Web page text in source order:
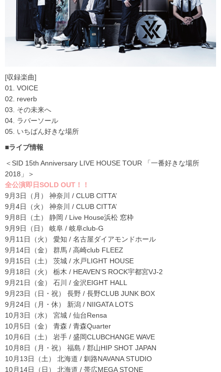
[収録楽曲]
01. VOICE
02. reverb
03. その未来へ
04. ラバーソール
05. いちばん好きな場所
■ライブ情報
＜SID 15th Anniversary LIVE HOUSE TOUR 「一番好きな場所
2018」＞
全公演即日SOLD OUT！！
9月3日（月） 神奈川 / CLUB CITTA’
9月4日（火） 神奈川 / CLUB CITTA’
9月8日（土） 静岡 / Live House浜松 窓枠
9月9日（日） 岐阜 / 岐阜club-G
9月11日（火） 愛知 / 名古屋ダイアモンドホール
9月14日（金） 群馬 / 高崎club FLEEZ
9月15日（土） 茨城 / 水戸LIGHT HOUSE
9月18日（火） 栃木 / HEAVEN’S ROCK宇都宮VJ-2
9月21日（金） 石川 / 金沢EIGHT HALL
9月23日（日・祝） 長野 / 長野CLUB JUNK BOX
9月24日（月・休） 新潟 / NIIGATA LOTS
10月3日（水） 宮城 / 仙台Rensa
10月5日（金） 青森 / 青森Quarter
10月6日（土） 岩手 / 盛岡CLUBCHANGE WAVE
10月8日（月・祝） 福島 / 郡山HIP SHOT JAPAN
10月13日（土） 北海道 / 釧路NAVANA STUDIO
10月14日（日） 北海道 / 帯広MEGA STONE